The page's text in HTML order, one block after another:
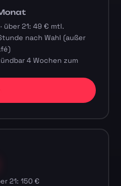
über 21: 49 € mtl.
nach Wahl (außer
4 Wochen zum
21: 150 €